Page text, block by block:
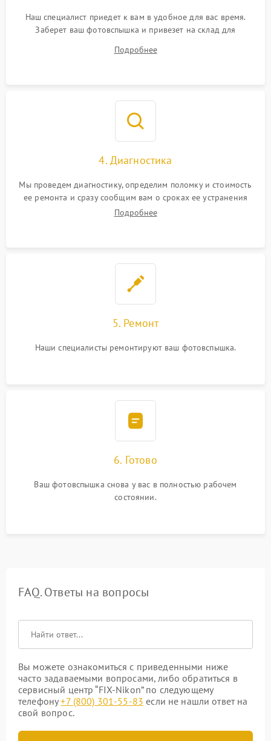
Наш специалист приедет к вам в удобное для вас время.
Заберет ваш фотовспышка и привезет на склад для
Подробнее
4. Диагностика
Мы проведем диагностику, определим поломку и стоимость
ее ремонта и сразу сообщим вам о сроках ее устранения
Подробнее
5. Ремонт
Наши специалисты ремонтируют ваш фотовспышка.
6. Готово
Ваш фотовспышка снова у вас в полностью рабочем
состоянии.
FAQ. Ответы на вопросы
Вы можете ознакомиться с приведенными ниже
часто задаваемыми вопросами, либо обратиться в
сервисный центр “FIX-Nikon” по следующему
телефону+7 (800) 301-55-83 если не нашли ответ на
свой вопрос.